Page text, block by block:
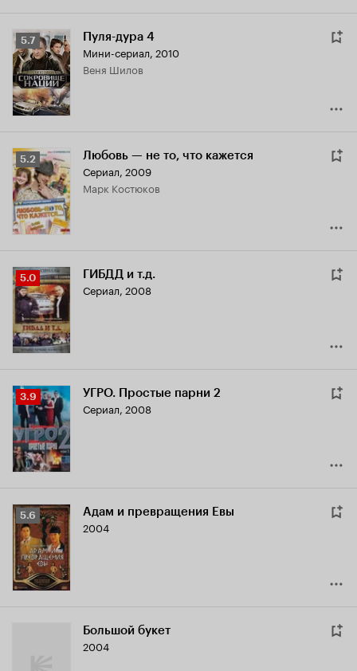
Рейтинг
Кинопоиска
5.7
5.7 Пуля-дура 4
Мини-сериал, 2010
Веня Шилов
Рейтинг
Кинопоиска
5.2
5.2 Любовь — не то, что кажется
Сериал, 2009
Марк Костюков
Рейтинг
Кинопоиска
5.0
5.0 ГИБДД и т.д.
Сериал, 2008
Рейтинг
Кинопоиска
3.9
3.9 УГРО. Простые парни 2
Сериал, 2008
Рейтинг
Кинопоиска
5.6
5.6 Адам и превращения Евы
2004
Большой букет
2004